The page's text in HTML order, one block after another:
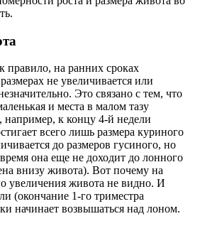
правило, на ранних сроках
не увеличивается или
Это связано с тем, что
и места в малом тазу
например, к концу 4-й недели
всего лишь размера куриного
до размеров гусиного, но
она еще не доходит до лонного
внизу живота). Вот почему на
увеличения живота не видно. И
(окончание 1-го триместра
начинает возвышаться над лоном.